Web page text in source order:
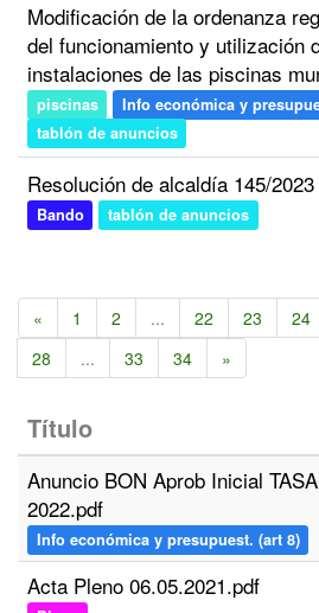
Modificación de la ordenanza
del funcionamiento y utilización
instalaciones de las piscinas
piscinas
Info económica y
tablón de anuncios
Resolución de alcaldía 145/2023
Bando tablón de anuncios
« 1 2 ... 22 23 24
28
... 33 34 »
Título
Anuncio BON Aprob Inicial
2022.pdf
Info económica y presupuest. (art 8)
Acta Pleno 06.05.2021.pdf